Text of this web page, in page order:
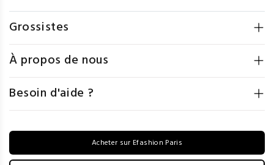
Grossistes
À propos de nous
Besoin d'aide ?
Acheter sur Efashion Paris